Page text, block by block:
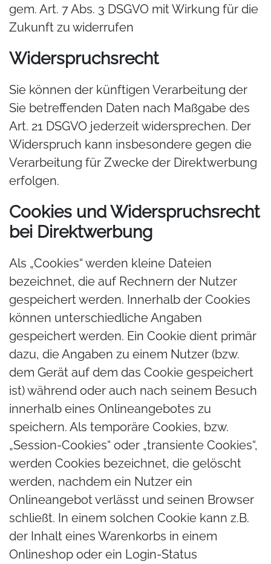
gem. Art. 7 Abs. 3 DSGVO mit Wirkung für die
Zukunft zu widerrufen
Widerspruchsrecht
Sie können der künftigen Verarbeitung der
Sie betreffenden Daten nach Maßgabe des
Art. 21 DSGVO jederzeit widersprechen. Der
Widerspruch kann insbesondere gegen die
Verarbeitung für Zwecke der Direktwerbung
erfolgen.
Cookies und Widerspruchsrecht
bei Direktwerbung
Als „Cookies“ werden kleine Dateien
bezeichnet, die auf Rechnern der Nutzer
gespeichert werden. Innerhalb der Cookies
können unterschiedliche Angaben
gespeichert werden. Ein Cookie dient primär
dazu, die Angaben zu einem Nutzer (bzw.
dem Gerät auf dem das Cookie gespeichert
ist) während oder auch nach seinem Besuch
innerhalb eines Onlineangebotes zu
speichern. Als temporäre Cookies, bzw.
„Session-Cookies“ oder „transiente Cookies“,
werden Cookies bezeichnet, die gelöscht
werden, nachdem ein Nutzer ein
Onlineangebot verlässt und seinen Browser
schließt. In einem solchen Cookie kann z.B.
der Inhalt eines Warenkorbs in einem
Onlineshop oder ein Login-Status